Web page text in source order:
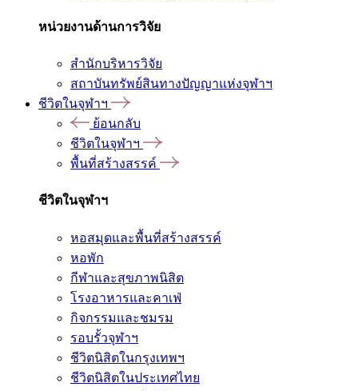
หน่วยงานด้านการวิจัย
สำนักบริหารวิจัย
สถาบันทรัพย์สินทางปัญญาแห่งจุฬาฯ
ชีวิตในจุฬาฯ
ย้อนกลับ
ชีวิตในจุฬาฯ
พื้นที่สร้างสรรค์
ชีวิตในจุฬาฯ
หอสมุดและพื้นที่สร้างสรรค์
หอพัก
กีฬาและสุขภาพนิสิต
โรงอาหารและคาเฟ่
กิจกรรมและชมรม
รอบรั้วจุฬาฯ
ชีวิตนิสิตในกรุงเทพฯ
ชีวิตนิสิตในประเทศไทย